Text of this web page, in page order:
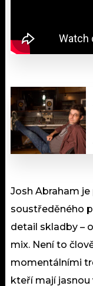
Josh Abraham
soustředěného
detail skladby –
mix. Není to
momentálními
kteří mají jasnou